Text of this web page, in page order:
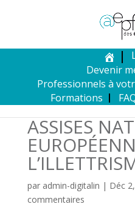
Devenir
Professionnels à
Formations
ASSISES
par admin-digitalin | Déc
commentaires